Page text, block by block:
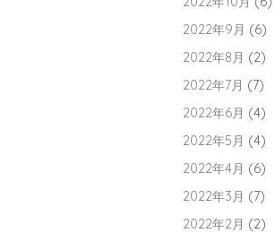
2022年9月 (6)
2022年8月 (2)
2022年7月 (7)
2022年6月 (4)
2022年5月 (4)
2022年4月 (6)
2022年3月 (7)
2022年2月 (2)